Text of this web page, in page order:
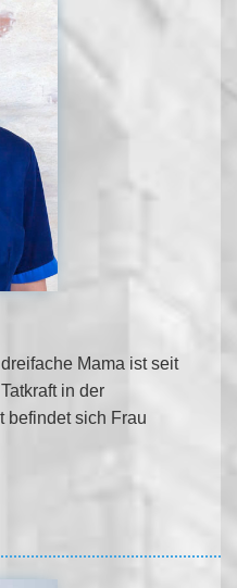
Mama ist seit
in der
befindet sich Frau